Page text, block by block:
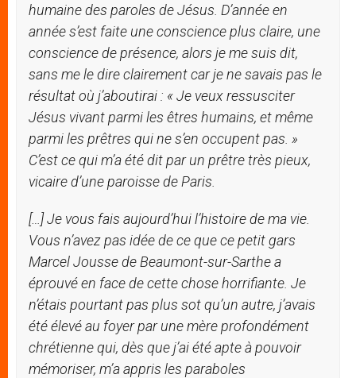
humaine des paroles de Jésus. D’année en
année s’est faite une conscience plus claire, une
conscience de présence, alors je me suis dit,
sans me le dire clairement car je ne savais pas le
résultatoù j’aboutirai : « Je veux ressusciter
Jésus vivant parmi les êtres humains, et même
parmi les prêtres qui ne s’en occupent pas. »
C’est ce qui m’a été dit parun prêtre très pieux,
vicaire d’une paroisse de Paris.
[…] Je vous fais aujourd’hui l’histoire de ma vie.
Vous n’avez pas idée de ce que ce petit gars
Marcel Jousse de Beaumont-sur-Sarthe a
éprouvé en face de cette chose horrifiante. Je
n’étais pourtant pas plus sot qu’un autre, j’avais
été élevé au foyer par une mère profondément
chrétienne qui, dès que j’ai été apte à pouvoir
mémoriser, m’a appris les paraboles